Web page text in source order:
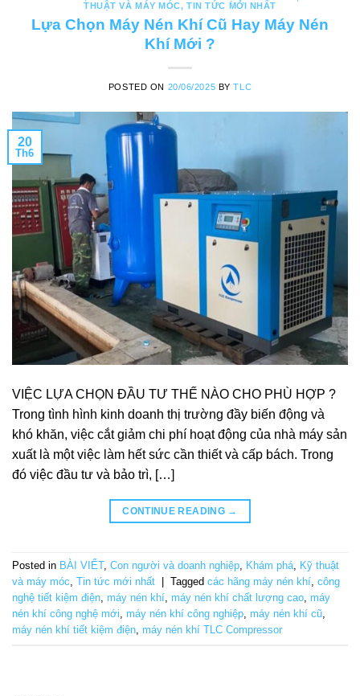
THUẬT VÀ MÁY MÓC,TIN TỨC MỚI NHẤT
Lựa Chọn Máy Nén Khí Cũ Hay Máy Nén
Khí Mới ?
POSTED ON 20/06/2025 BYTLC
20
Th6
VIỆC LỰA CHỌN ĐẦU TƯ THẾ NÀO CHO PHÙ HỢP ?
Trong tình hình kinh doanh thị trường đầy biến động và
khó khăn, việc cắt giảm chi phí hoạt động của nhà máy sản
xuất là một việc làm hết sức cần thiết và cấp bách. Trong
đó việc đầu tư và bảo trì, […]
CONTINUE READING →
Posted in BÀI VIẾT, Con người và doanh nghiệp Khám phá
Kỹ thuật
và máy móc Tin tức mới nhất Tagged các hãng máy nén khí công
nghệ tiết kiệm điện máy nén khí máy nén khí chất lượng cao máy
nén khí công nghệ mới
máy nén khí công nghiệp máy nén khí cũ
máy nén khí tiết kiệm điện máy nén khí TLC Compressor